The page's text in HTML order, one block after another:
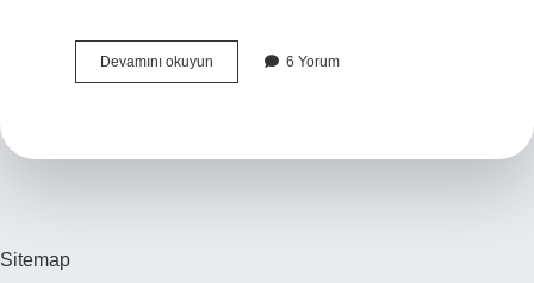
Devamını okuyun
Yüzyılda
6 Yorum
Sitemap